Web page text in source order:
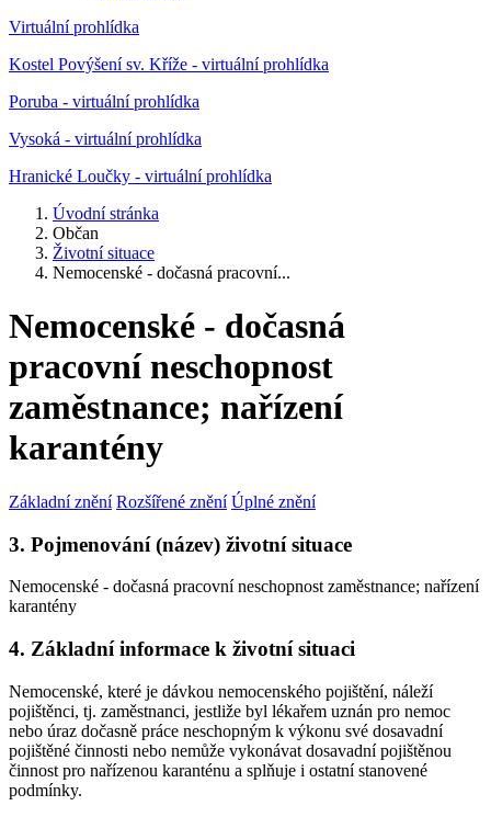
Virtuální prohlídka
Kostel Povýšení sv. Kříže - virtuální prohlídka
Poruba - virtuální prohlídka
Vysoká - virtuální prohlídka
Hranické Loučky - virtuální prohlídka
Úvodní stránka
Občan
Životní situace
Nemocenské - dočasná pracovní...
Nemocenské - dočasná
pracovní neschopnost
zaměstnance; nařízení
karantény
Základní znění Rozšířené znění Úplné znění
3. Pojmenování (název) životní situace
Nemocenské - dočasná pracovní neschopnost zaměstnance; nařízení
karantény
4. Základní informace k životní situaci
Nemocenské, které je dávkou nemocenského pojištění, náleží
pojištěnci, tj. zaměstnanci, jestliže byl lékařem uznán pro nemoc
nebo úraz dočasně práce neschopným k výkonu své dosavadní
pojištěné činnosti nebo nemůže vykonávat dosavadní pojištěnou
činnost pro nařízenou karanténu a splňuje i ostatní stanovené
podmínky.